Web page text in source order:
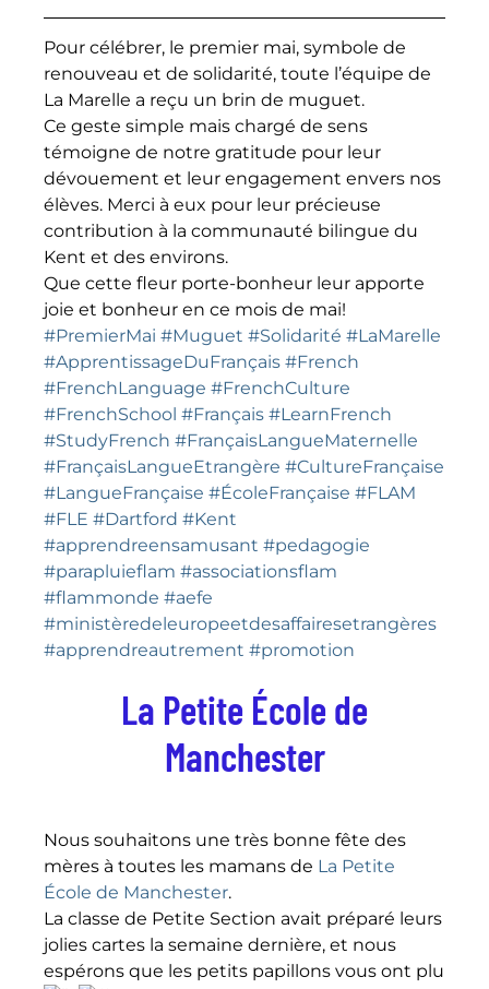
Pour célébrer, le premier mai, symbole de
renouveau et de solidarité, toute l’équipe de
La Marelle a reçu un brin de muguet.
Ce geste simple mais chargé de sens
témoigne de notre gratitude pour leur
dévouement et leur engagement envers nos
élèves. Merci à eux pour leur précieuse
contribution à la communauté bilingue du
Kent et des environs.
Que cette fleur porte-bonheur leur apporte
joie et bonheur en ce mois de mai!
#PremierMai #Muguet #Solidarité #LaMarelle
#ApprentissageDuFrançais #French
#FrenchLanguage #FrenchCulture
#FrenchSchool #Français #LearnFrench
#StudyFrench #FrançaisLangueMaternelle
#FrançaisLangueEtrangère #CultureFrançaise
#LangueFrançaise #ÉcoleFrançaise #FLAM
#FLE #Dartford #Kent
#apprendreensamusant #pedagogie
#parapluieflam #associationsflam
#flammonde #aefe
#ministèredeleuropeetdesaffairesetrangères
#apprendreautrement #promotion
La Petite École de
Manchester
Nous souhaitons une très bonne fête des
mères à toutes les mamans de La Petite
École de Manchester.
La classe de Petite Section avait préparé leurs
jolies cartes la semaine dernière, et nous
espérons que les petits papillons vous ont plu